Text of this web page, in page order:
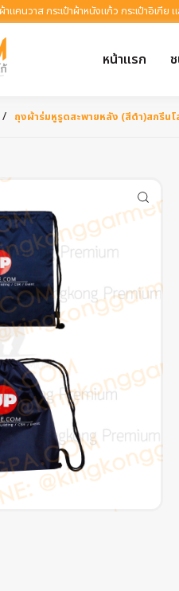
แคนวาส กระเป๋าผ้าหนังแก้ว กระเป๋าอิเกีย
หน้าแรก
/ ถุงผ้าร่มหูรูดสะพายหลัง (สีดำ)สกรีนโ